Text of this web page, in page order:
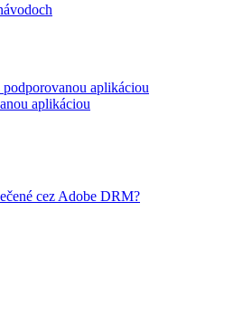
podporovanou aplikáciou
aplikáciou
cez Adobe DRM?